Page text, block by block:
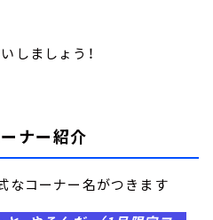
しましょう！
ナー紹介
なコーナー名がつきます